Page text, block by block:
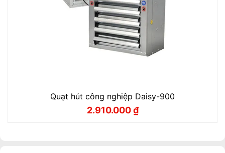
Quạt hút công nghiệp Daisy-900
Giá
2.910.000₫
Giá